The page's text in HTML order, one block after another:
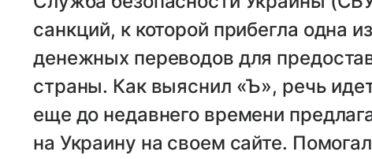
санкций, к которой прибегла одна
денежных переводов для
страны. Как выяснил «Ъ», речь
еще до недавнего времени
на Украину на своем сайте.